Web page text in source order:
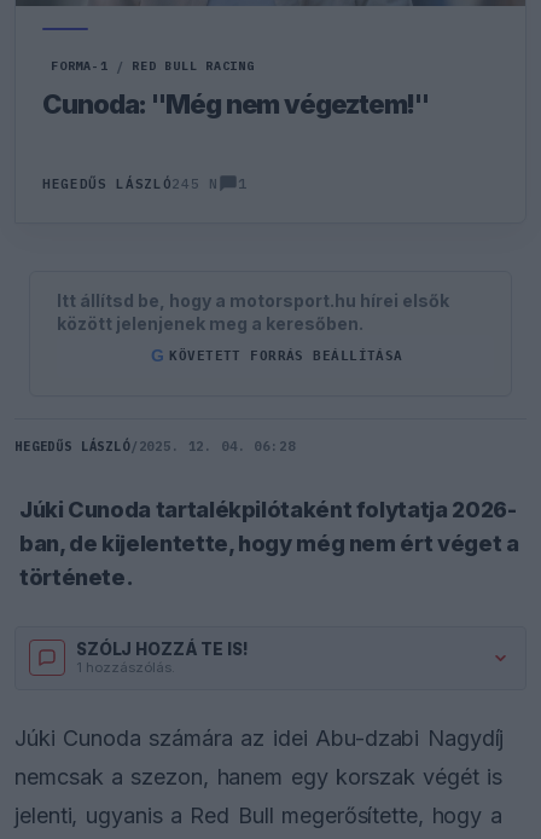
FORMA-1 / RED BULL RACING
Cunoda: "Még nem végeztem!"
HEGEDŰS LÁSZLÓ245 N 1
Itt állítsd be, hogy a motorsport.hu hírei elsők
között jelenjenek meg a keresőben.
G KÖVETETT FORRÁS BEÁLLÍTÁSA
HEGEDŰS LÁSZLÓ/ 2025. 12. 04. 06:28
Júki Cunoda tartalékpilótaként folytatja 2026-
ban, de kijelentette, hogy még nem ért véget a
története.
SZÓLJ HOZZÁ TE IS!
1 hozzászólás.
Júki Cunoda számára az idei Abu-dzabi Nagydíj
nemcsak a szezon, hanem egy korszak végét is
jelenti, ugyanis a Red Bull megerősítette, hogy a